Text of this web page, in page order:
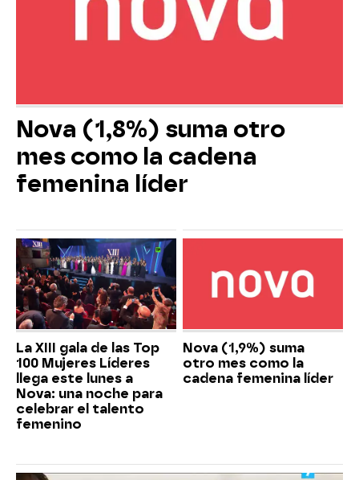
Nova (1,8%) suma otro
mes como la cadena
femenina líder
La XIII gala de las Top
100 Mujeres Líderes
llega este lunes a
Nova: una noche para
celebrar el talento
femenino
Nova (1,9%) suma
otro mes como la
cadena femenina líder